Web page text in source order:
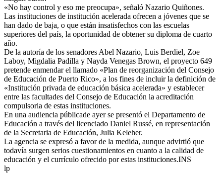
«No hay control y eso me preocupa», señaló Nazario Quiñones.
Las instituciones de institución acelerada ofrecen a jóvenes que se
han dado de baja, o que están insatisfechos con las escuelas
superiores del país, la oportunidad de obtener su diploma de cuarto
año.
De la autoría de los senadores Abel Nazario, Luis Berdiel, Zoe
Laboy, Migdalia Padilla y Nayda Venegas Brown, el proyecto 649
pretende enmendar el llamado «Plan de reorganización del Consejo
de Educación de Puerto Rico», a los fines de incluir la definición de
«Institución privada de educación básica acelerada» y establecer
entre las facultades del Consejo de Educación la acreditación
compulsoria de estas instituciones.
En una audiencia públicade ayer se presentó el Departamento de
Educación a través del licenciado Daniel Russé, en representación
de la Secretaria de Educación, Julia Keleher.
La agencia se expresó a favor de la medida, aunque advirtió que
todavía surgen serios cuestionamientos en cuanto a la calidad de
educación y el currículo ofrecido por estas instituciones.INS
lp